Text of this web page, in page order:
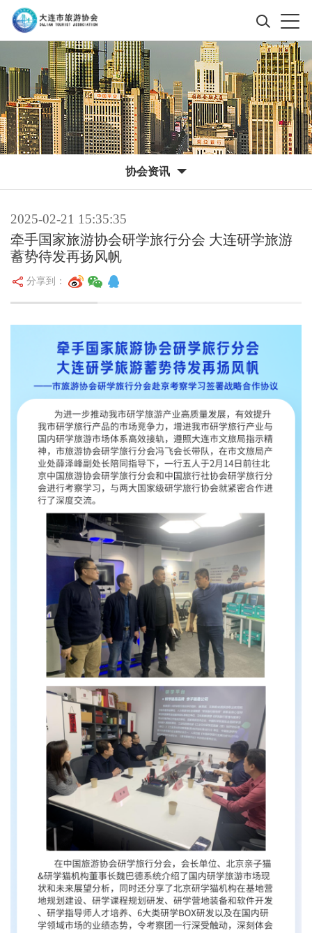
协会资讯
2025-02-21 15:35:35
牵手国家旅游协会研学旅行分会 大连研学旅游
蓄势待发再扬风帆
分享到：